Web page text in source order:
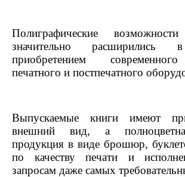
Полиграфические возможности
значительно
приобретением
печатного и постпечатного
Выпускаемые книги имеют
внешний вид, а
продукция в виде брошюр,
по качеству печати и
запросам даже самых